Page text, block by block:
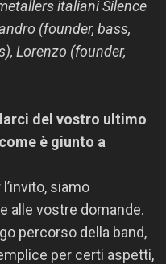
italiani Silence
(founder, bass,
Lorenzo (founder,
del vostro ultimo
è giunto a
siamo
alle vostre domande.
percorso della band,
per certi aspetti,